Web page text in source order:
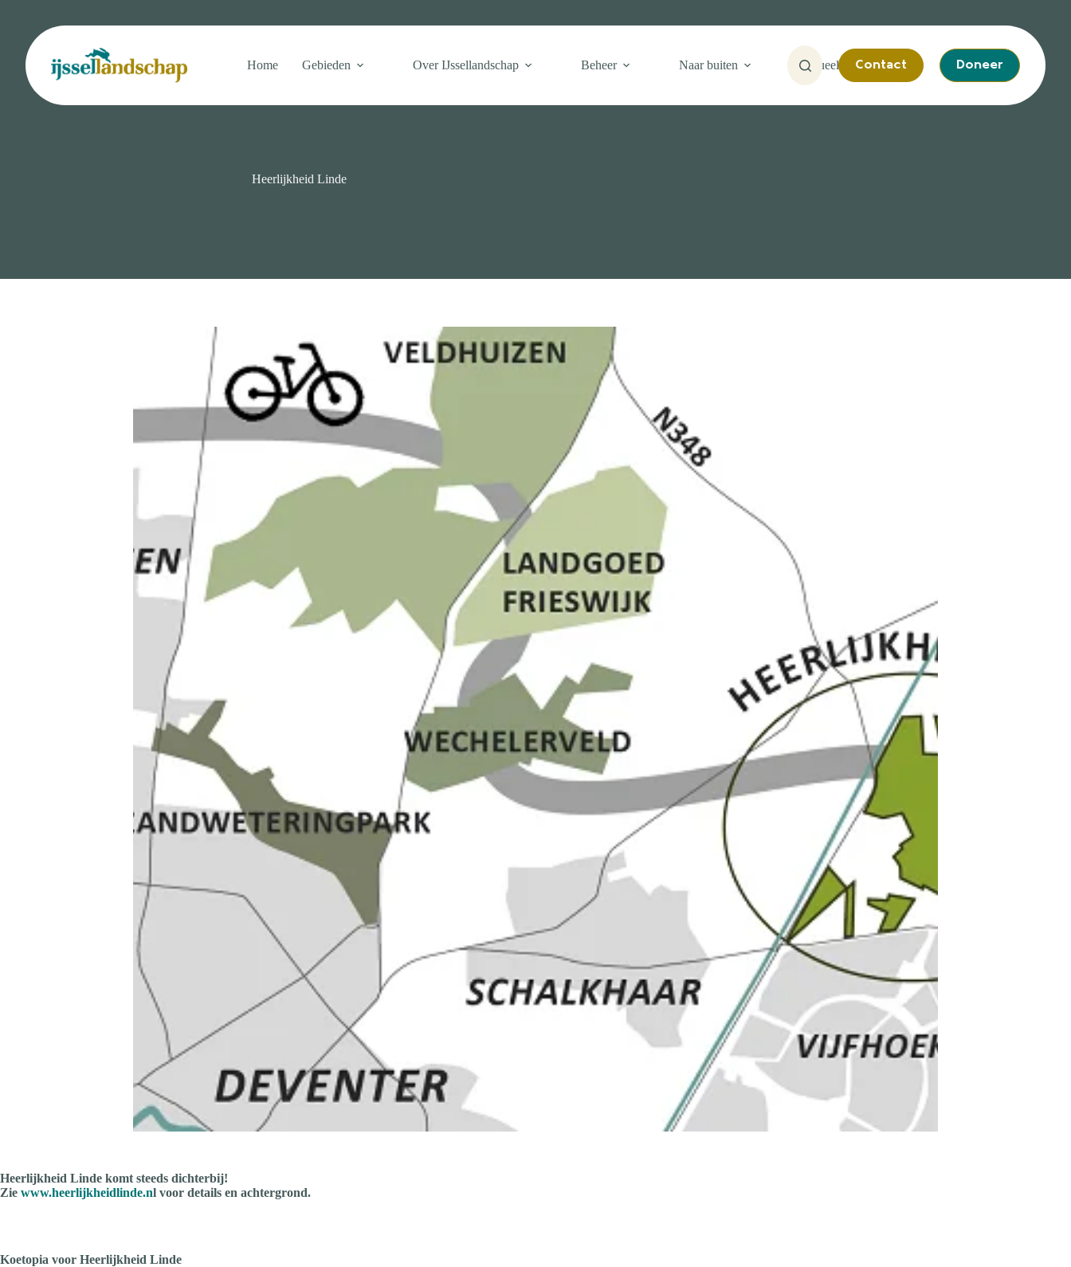
inhoud
Home
Gebieden Over IJssellandschap Beheer Naar buiten Actueel Contact Doneer
Heerlijkheid Linde
Heerlijkheid Linde komt steeds dichterbij!
Zie www.heerlijkheidlinde.nl voor details en achtergrond.
Koetopia voor Heerlijkheid Linde